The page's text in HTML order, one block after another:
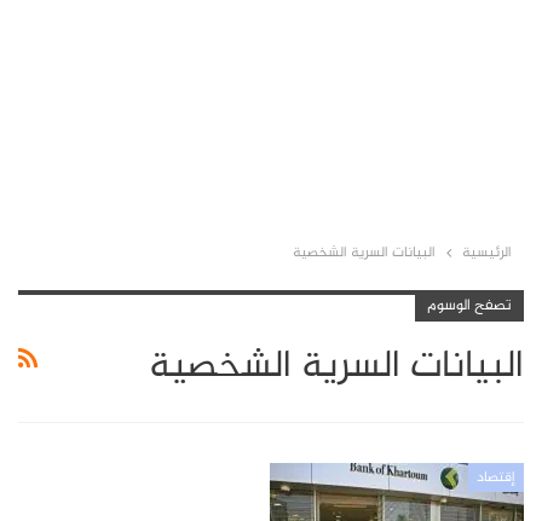
الرئيسية البيانات السرية الشخصية
تصفح الوسوم
البيانات السرية الشخصية
إقتصاد